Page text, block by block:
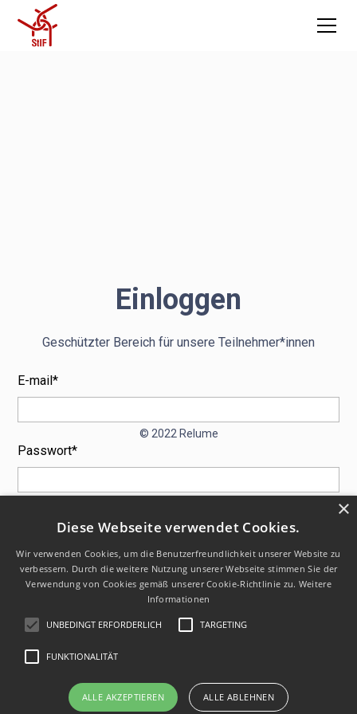
Einloggen
Geschützter Bereich für unsere Teilnehmer*innen
E-mail*
Passwort*
Passwort vergessen?
© 2022 Relume
×
Diese Webseite verwendet Cookies.
Wir verwenden Cookies, um die Benutzerfreundlichkeit unserer Website zu
verbessern. Durch die weitere Nutzung unserer Webseite stimmen Sie der
Verwendung von Cookies gemäß unserer Cookie-Richtlinie zu. Weitere
Informationen
UNBEDINGT ERFORDERLICH TARGETING
FUNKTIONALITÄT
ALLE AKZEPTIEREN ALLE ABLEHNEN